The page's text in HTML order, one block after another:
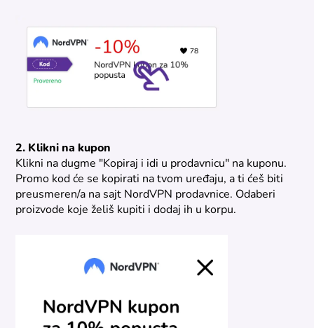
2. Klikni na kupon
Klikni na dugme "Kopiraj i idi u prodavnicu" na kuponu.
Promo kod će se kopirati na tvom uređaju, a ti ćeš biti
preusmeren/a na sajt NordVPN prodavnice. Odaberi
proizvode koje želiš kupiti i dodaj ih u korpu.